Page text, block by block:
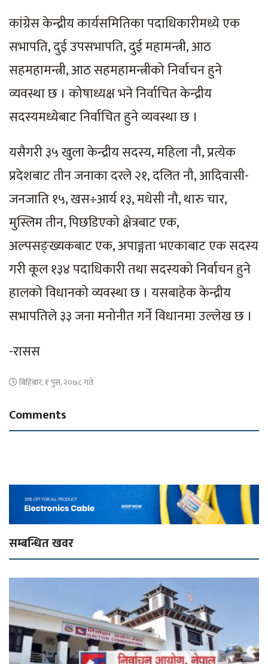
कांग्रेस केन्द्रीय कार्यसमितिका पदाधिकारीमध्ये एक
सभापति, दुई उपसभापति, दुई महामन्त्री, आठ
सहमहामन्त्री, आठ सहमहामन्त्रीको निर्वाचन हुने
व्यवस्था छ । कोषाध्यक्ष भने निर्वाचित केन्द्रीय
सदस्यमध्येबाट निर्वाचित हुने व्यवस्था छ ।
यसैगरी ३५ खुला केन्द्रीय सदस्य, महिला नौ, प्रत्येक
प्रदेशबाट तीन जनाका दरले २१, दलित नौ, आदिवासी-
जनजाति १५, खस÷आर्य १३, मधेसी नौ, थारु चार,
मुस्लिम तीन, पिछडिएको क्षेत्रबाट एक,
अल्पसङ्ख्यकबाट एक, अपाङ्गता भएकाबाट एक सदस्य
गरी कूल १३४ पदाधिकारी तथा सदस्यको निर्वाचन हुने
हालको विधानको व्यवस्था छ । यसबाहेक केन्द्रीय
सभापतिले ३३ जना मनोनीत गर्ने विधानमा उल्लेख छ ।
-रासस
बिहिबार, १ पुस, २०७८ गते
Comments
सम्बन्धित खवर